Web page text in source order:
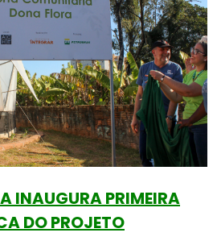
INAUGURA PRIMEIRA
DO PROJETO